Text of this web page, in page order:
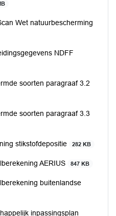
Wet natuurbescherming
NDFF
soorten paragraaf 3.2
soorten paragraaf 3.3
stikstofdepositie 282 KB
AERIUS 847 KB
buitenlandse
inpassingsplan